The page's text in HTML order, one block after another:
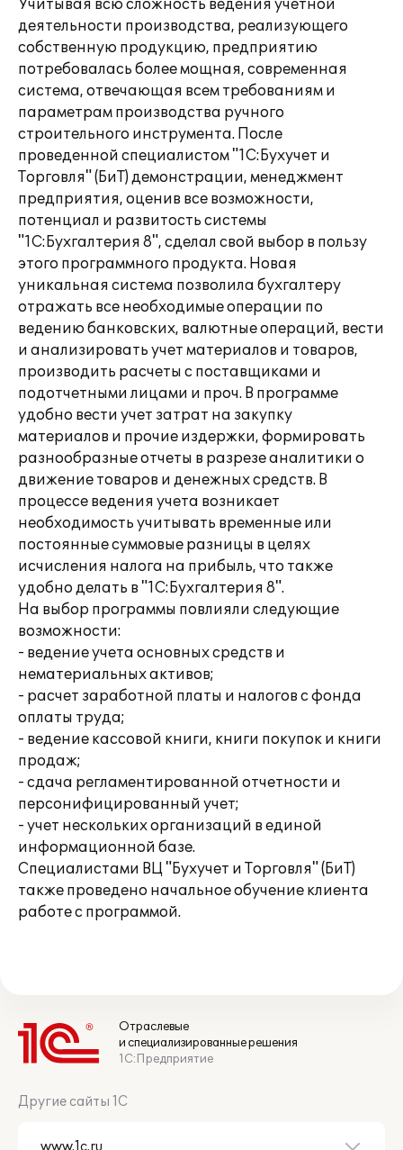
Учитывая всю сложность ведения учетной
деятельности производства, реализующего
собственную продукцию, предприятию
потребовалась более мощная, современная
система, отвечающая всем требованиям и
параметрам производства ручного
строительного инструмента. После
проведенной специалистом "1С:Бухучет и
Торговля" (БиТ) демонстрации, менеджмент
предприятия, оценив все возможности,
потенциал и развитость системы
"1С:Бухгалтерия 8", сделал свой выбор в пользу
этого программного продукта. Новая
уникальная система позволила бухгалтеру
отражать все необходимые операции по
ведению банковских, валютные операций, вести
и анализировать учет материалов и товаров,
производить расчеты с поставщиками и
подотчетными лицами и проч. В программе
удобно вести учет затрат на закупку
материалов и прочие издержки, формировать
разнообразные отчеты в разрезе аналитики о
движение товаров и денежных средств. В
процессе ведения учета возникает
необходимость учитывать временные или
постоянные суммовые разницы в целях
исчисления налога на прибыль, что также
удобно делать в "1С:Бухгалтерия 8".
На выбор программы повлияли следующие
возможности:
- ведение учета основных средств и
нематериальных активов;
- расчет заработной платы и налогов с фонда
оплаты труда;
- ведение кассовой книги, книги покупок и книги
продаж;
- сдача регламентированной отчетности и
персонифицированный учет;
- учет нескольких организаций в единой
информационной базе.
Специалистами ВЦ "Бухучет и Торговля" (БиТ)
также проведено начальное обучение клиента
работе с программой.
Отраслевые
и специализированные решения
1С:Предприятие
Другие сайты 1С